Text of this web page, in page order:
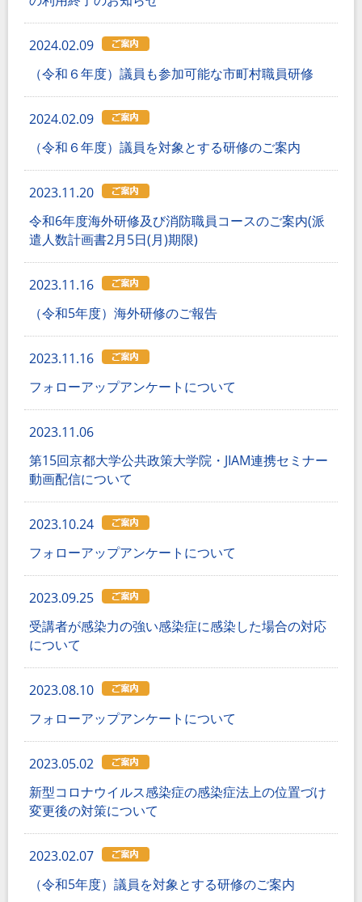
2024.02.09
（令和６年度）議員も参加可能な市町村職員研修
2024.02.09
（令和６年度）議員を対象とする研修のご案内
2023.11.20
令和6年度海外研修及び消防職員コースのご案内(派
遣人数計画書2月5日(月)期限)
2023.11.16
（令和5年度）海外研修のご報告
2023.11.16
フォローアップアンケートについて
2023.11.06
第15回京都大学公共政策大学院・JIAM連携セミナー
動画配信について
2023.10.24
フォローアップアンケートについて
2023.09.25
受講者が感染力の強い感染症に感染した場合の対応
について
2023.08.10
フォローアップアンケートについて
2023.05.02
新型コロナウイルス感染症の感染症法上の位置づけ
変更後の対策について
2023.02.07
（令和5年度）議員を対象とする研修のご案内